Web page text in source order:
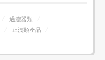
過濾器類
止洩類產品